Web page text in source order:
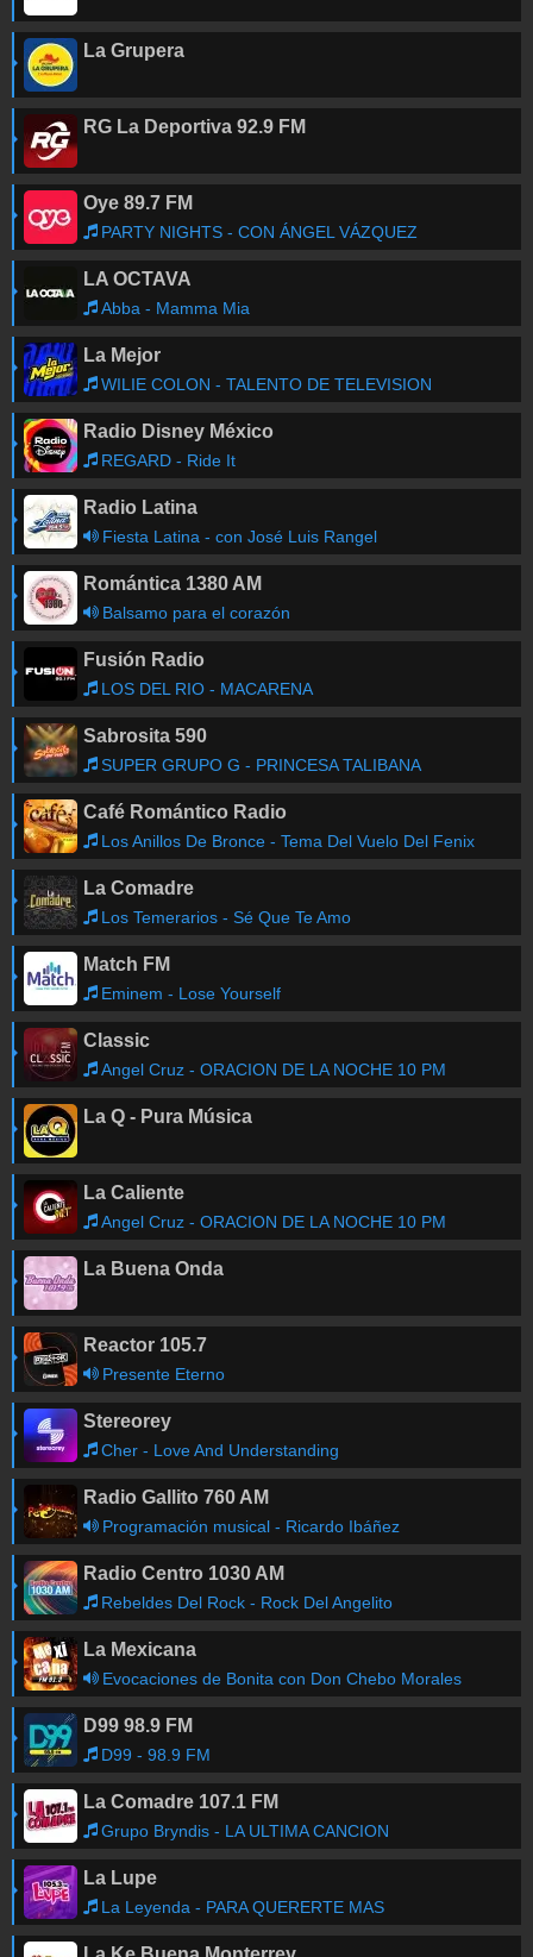
La Grupera
RG La Deportiva 92.9 FM
Oye 89.7 FM
PARTY NIGHTS - CON ÁNGEL VÁZQUEZ
LA OCTAVA
Abba - Mamma Mia
La Mejor
WILIE COLON - TALENTO DE TELEVISION
Radio Disney México
REGARD - Ride It
Radio Latina
Fiesta Latina - con José Luis Rangel
Romántica 1380 AM
Balsamo para el corazón
Fusión Radio
LOS DEL RIO - MACARENA
Sabrosita 590
SUPER GRUPO G - PRINCESA TALIBANA
Café Romántico Radio
Los Anillos De Bronce - Tema Del Vuelo Del Fenix
La Comadre
Los Temerarios - Sé Que Te Amo
Match FM
Eminem - Lose Yourself
Classic
Angel Cruz - ORACION DE LA NOCHE 10 PM
La Q - Pura Música
La Caliente
Angel Cruz - ORACION DE LA NOCHE 10 PM
La Buena Onda
Reactor 105.7
Presente Eterno
Stereorey
Cher - Love And Understanding
Radio Gallito 760 AM
Programación musical - Ricardo Ibáñez
Radio Centro 1030 AM
Rebeldes Del Rock - Rock Del Angelito
La Mexicana
Evocaciones de Bonita con Don Chebo Morales
D99 98.9 FM
D99 - 98.9 FM
La Comadre 107.1 FM
Grupo Bryndis - LA ULTIMA CANCION
La Lupe
La Leyenda - PARA QUERERTE MAS